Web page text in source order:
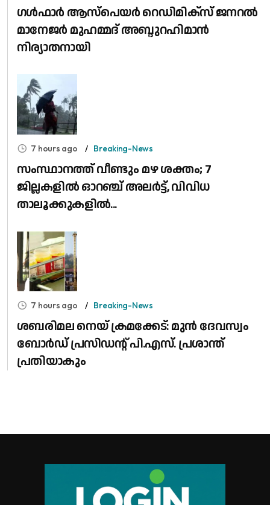
​ഗൾഫാർ ആസ്പെയർ റെഡിമിക്സ് ജനറൽ
മാനേജർ മുഹമ്മദ് അബ്ദുറഹിമാൻ
നിര്യാതനായി
7 hours ago Breaking-News
സംസ്ഥാനത്ത് വീണ്ടും മഴ ശക്തം; 7
ജില്ലകളിൽ ഓറഞ്ച് അലർട്ട്, വിവിധ
താലൂക്കുകളിൽ...
7 hours ago Breaking-News
ശബരിമല നെയ് ക്രമക്കേട്: മുൻ ദേവസ്വം
ബോർഡ് പ്രസിഡന്റ് പി.എസ്. പ്രശാന്ത്
പ്രതിയാകും